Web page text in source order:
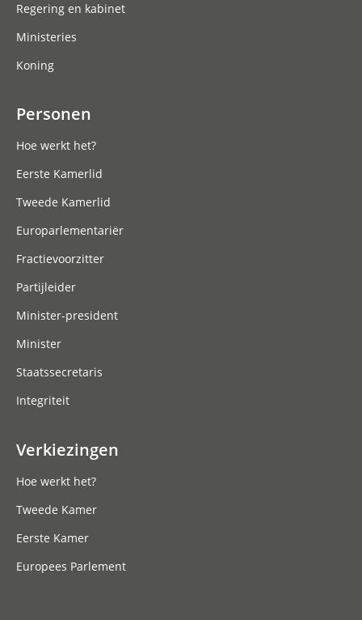
Regering en kabinet
Ministeries
Koning
Personen
Hoe werkt het?
Eerste Kamerlid
Tweede Kamerlid
Europarlementariër
Fractievoorzitter
Partijleider
Minister-president
Minister
Staatssecretaris
Integriteit
Verkiezingen
Hoe werkt het?
Tweede Kamer
Eerste Kamer
Europees Parlement